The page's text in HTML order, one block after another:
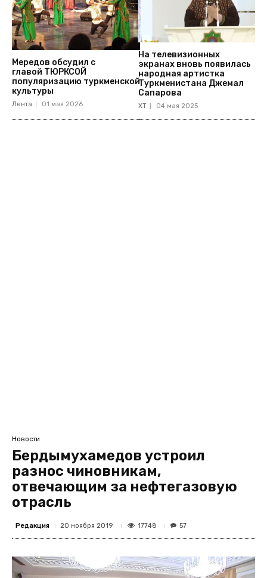
Мередов обсудил с
главой ТЮРКСОЙ
популяризацию туркменской
культуры
Лента 01 мая 2026
На телевизионных
экранах вновь появилась
народная артистка
Туркменистана Джемал
Сапарова
ХТ 04 мая 2025